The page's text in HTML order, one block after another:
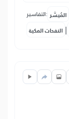
التفاسير: المُيسَّر
النفحات المكية |